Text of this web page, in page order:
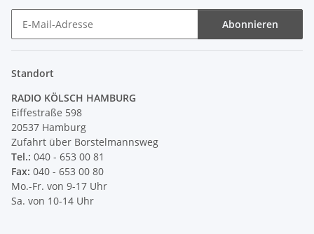
Abonnieren
Standort
RADIO KÖLSCH HAMBURG
Eiffestraße 598
20537 Hamburg
Zufahrt über Borstelmannsweg
Tel.: 040 - 653 00 81
Fax: 040 - 653 00 80
Mo.-Fr. von 9-17 Uhr
Sa. von 10-14 Uhr